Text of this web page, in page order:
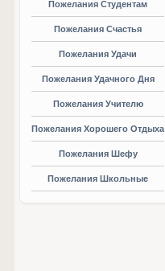
Пожелания Студентам
Пожелания Счастья
Пожелания Удачи
Пожелания Удачного Дня
Пожелания Учителю
Пожелания Хорошего Отдыха
Пожелания Шефу
Пожелания Школьные